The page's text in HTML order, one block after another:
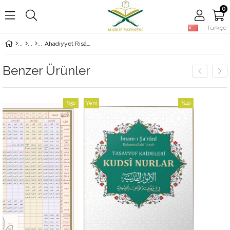
Türkçe
0
Ahadiyyet Risâlesi
Benzer Ürünler
İndirim
%50İndirim
%40İndirim
Ürün